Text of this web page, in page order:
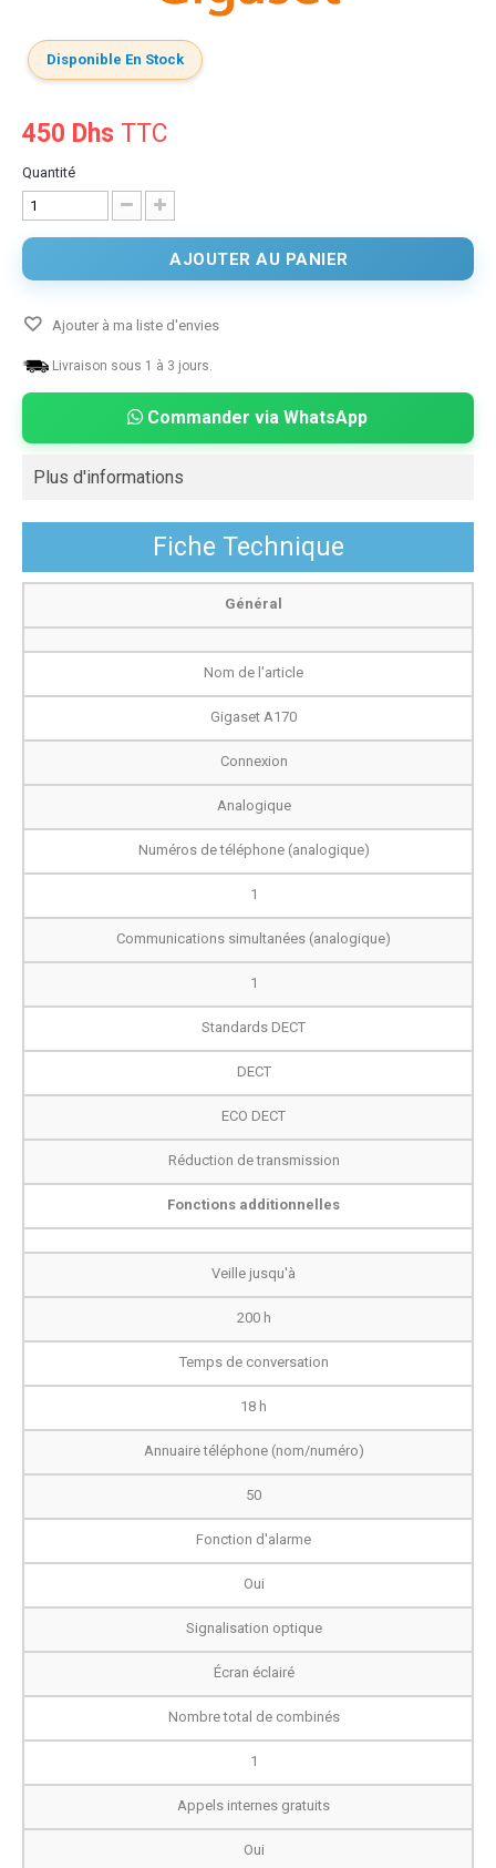
Disponible En Stock
450 Dhs TTC
Quantité
AJOUTER AU PANIER
Ajouter à ma liste d'envies
Livraison sous 1 à 3 jours.
Commander via WhatsApp
Plus d'informations
Fiche Technique
Général
Nom de l'article
Gigaset A170
Connexion
Analogique
Numéros de téléphone (analogique)
1
Communications simultanées (analogique)
1
Standards DECT
DECT
ECO DECT
Réduction de transmission
Fonctions additionnelles
Veille jusqu'à
200 h
Temps de conversation
18 h
Annuaire téléphone (nom/numéro)
50
Fonction d'alarme
Oui
Signalisation optique
Écran éclairé
Nombre total de combinés
1
Appels internes gratuits
Oui